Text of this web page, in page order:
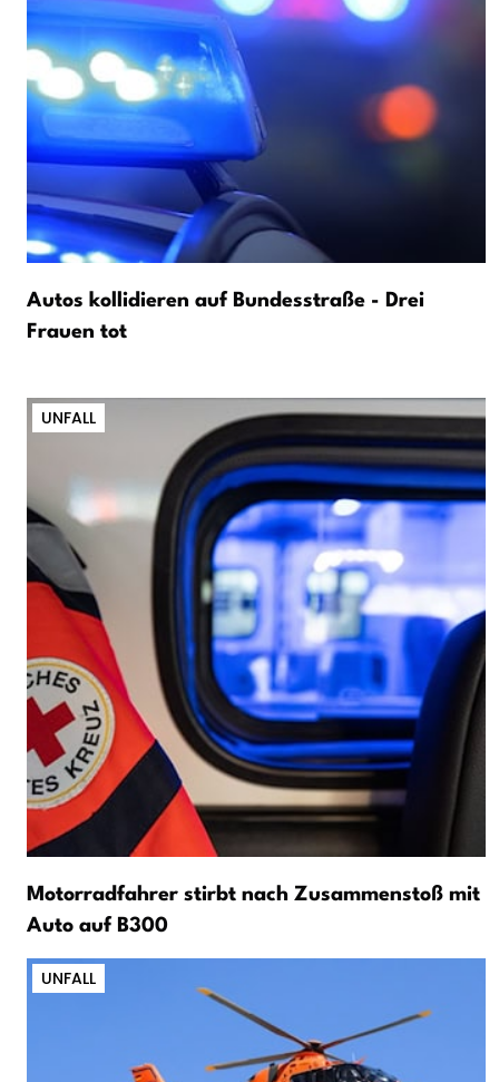
Autos kollidieren auf Bundesstraße - Drei
Frauen tot
UNFALL
Motorradfahrer stirbt nach Zusammenstoß mit
Auto auf B300
UNFALL